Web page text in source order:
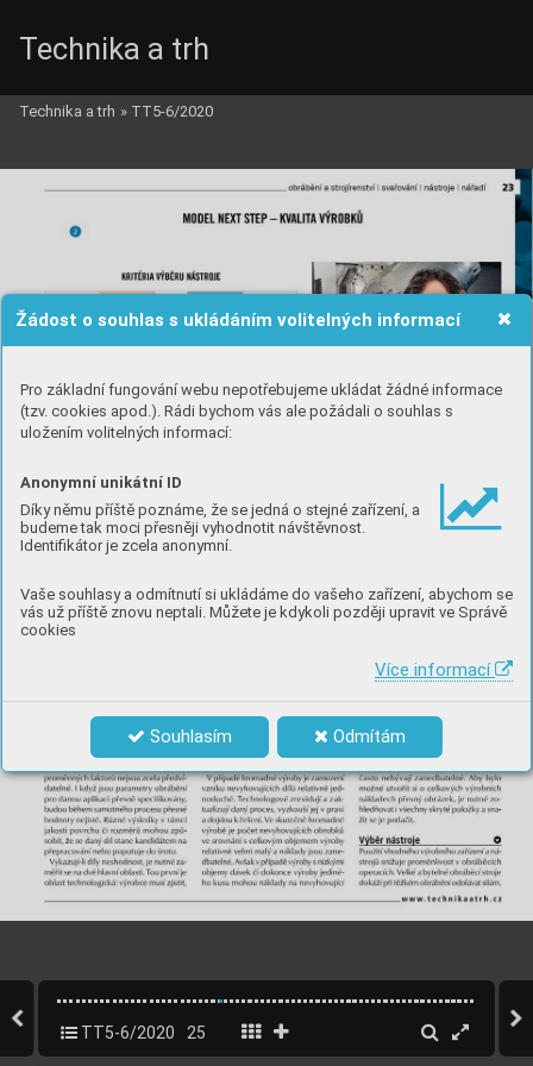
Žádost o souhlas s ukládáním volitelných informací
Pro základní fungování webu nepotřebujeme ukládat žádné informace
(tzv. cookies apod.). Rádi bychom vás ale požádali o souhlas s
uložením volitelných informací:
Anonymní unikátní ID
Díky němu příště poznáme, že se jedná o stejné zařízení, a
budeme tak moci přesněji vyhodnotit návštěvnost.
Identifikátor je zcela anonymní.
Vaše souhlasy a odmítnutí si ukládáme do vašeho zařízení, abychom se
vás už příště znovu neptali. Můžete je kdykoli později upravit ve Správě
cookies
Více informací
Souhlasím Odmítám
Technika a trh
Technika a trh » TT5-6/2020
TT5-6/2020 25